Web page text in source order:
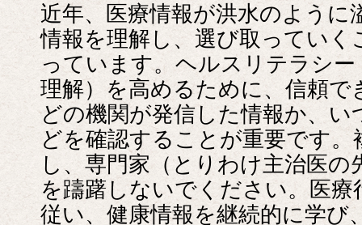
近年、医療情報が洪水のように
情報を理解し、選び取ってい
っています。ヘルスリテラシ
理解）を高めるために、信頼で
どの機関が発信した情報か、い
どを確認することが重要です。
し、専門家（とりわけ主治医
を躊躇しないでください。医
従い、健康情報を継続的に学び